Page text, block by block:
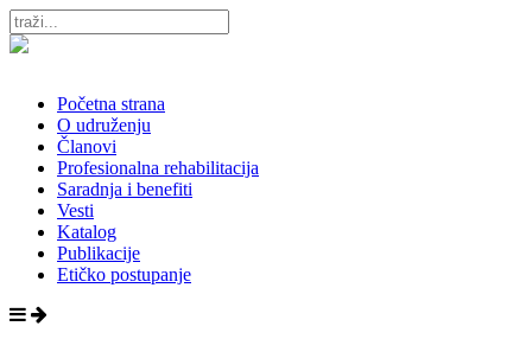
Početna strana
O udruženju
Članovi
Profesionalna rehabilitacija
Saradnja i benefiti
Vesti
Katalog
Publikacije
Etičko postupanje